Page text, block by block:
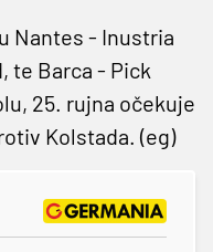
Nantes - Inustria
te Barca - Pick
25. rujna očekuje
Kolstada. (eg)